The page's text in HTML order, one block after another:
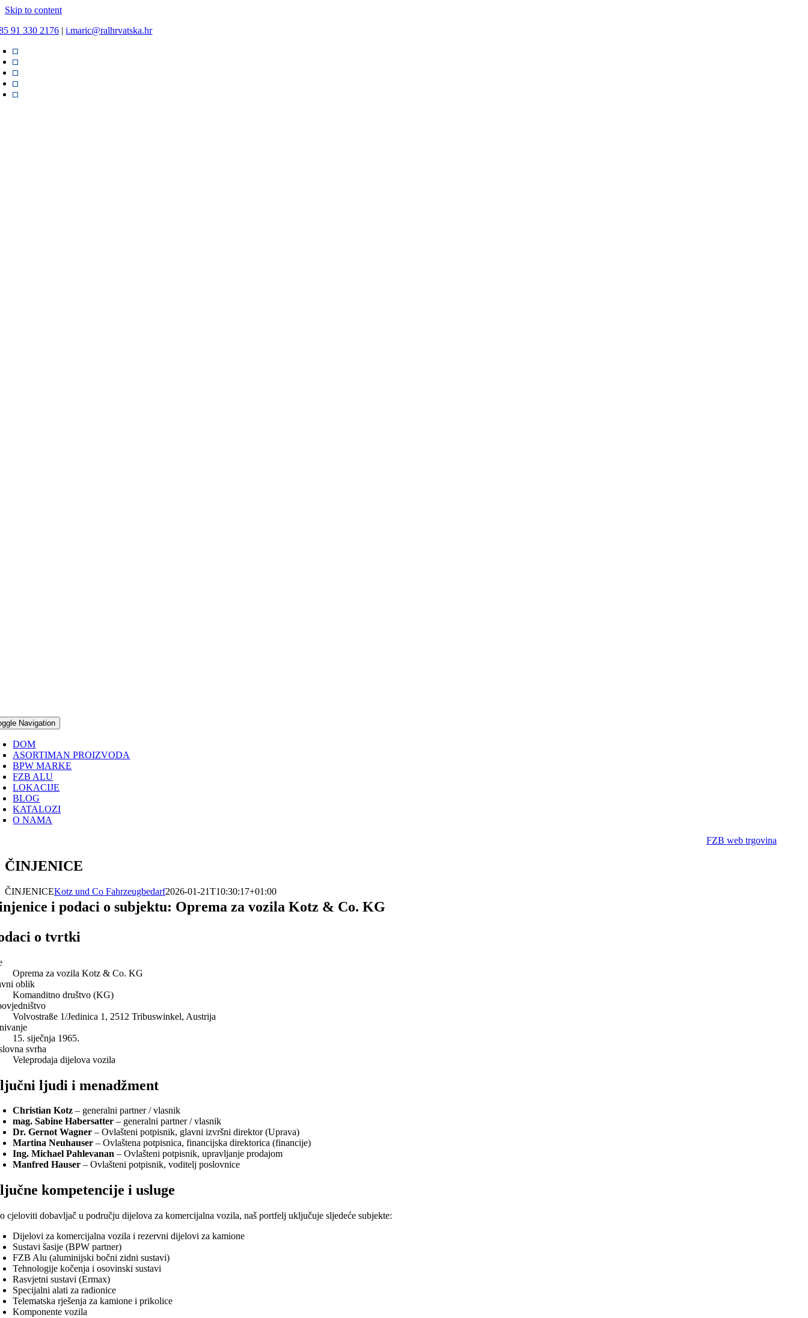
Skip to content
91 330 2176 |i.maric@ralhrvatska.hr
Navigation
DOM
ASORTIMAN PROIZVODA
BPW MARKE
FZB ALU
LOKACIJE
BLOG
KATALOZI
O NAMA
FZB web trgovina
ČINJENICE
ČINJENICEKotz und Co Fahrzeugbedarf2026-01-21T10:30:17+01:00
i podaci o subjektu: Oprema za vozila Kotz & Co. KG
o tvrtki
Oprema za vozila Kotz & Co. KG
oblik
Komanditno društvo (KG)
Volvostraße 1/Jedinica 1, 2512 Tribuswinkel, Austrija
15. siječnja 1965.
svrha
Veleprodaja dijelova vozila
ljudi i menadžment
Christian Kotz – generalni partner / vlasnik
mag. Sabine Habersatter – generalni partner / vlasnik
Dr. Gernot Wagner – Ovlašteni potpisnik, glavni izvršni direktor (Uprava)
Martina Neuhauser – Ovlaštena potpisnica, financijska direktorica (financije)
Ing. Michael Pahlevanan– Ovlašteni potpisnik, upravljanje prodajom
Manfred Hauser – Ovlašteni potpisnik, voditelj poslovnice
kompetencije i usluge
cjeloviti dobavljač u području dijelova za komercijalna vozila, naš portfelj uključuje sljedeće subjekte:
Dijelovi za komercijalna vozila i rezervni dijelovi za kamione
Sustavi šasije (BPW partner)
FZB Alu (aluminijski bočni zidni sustavi)
Tehnologije kočenja i osovinski sustavi
Rasvjetni sustavi (Ermax)
Specijalni alati za radionice
Telematska rješenja za kamione i prikolice
Komponente vozila